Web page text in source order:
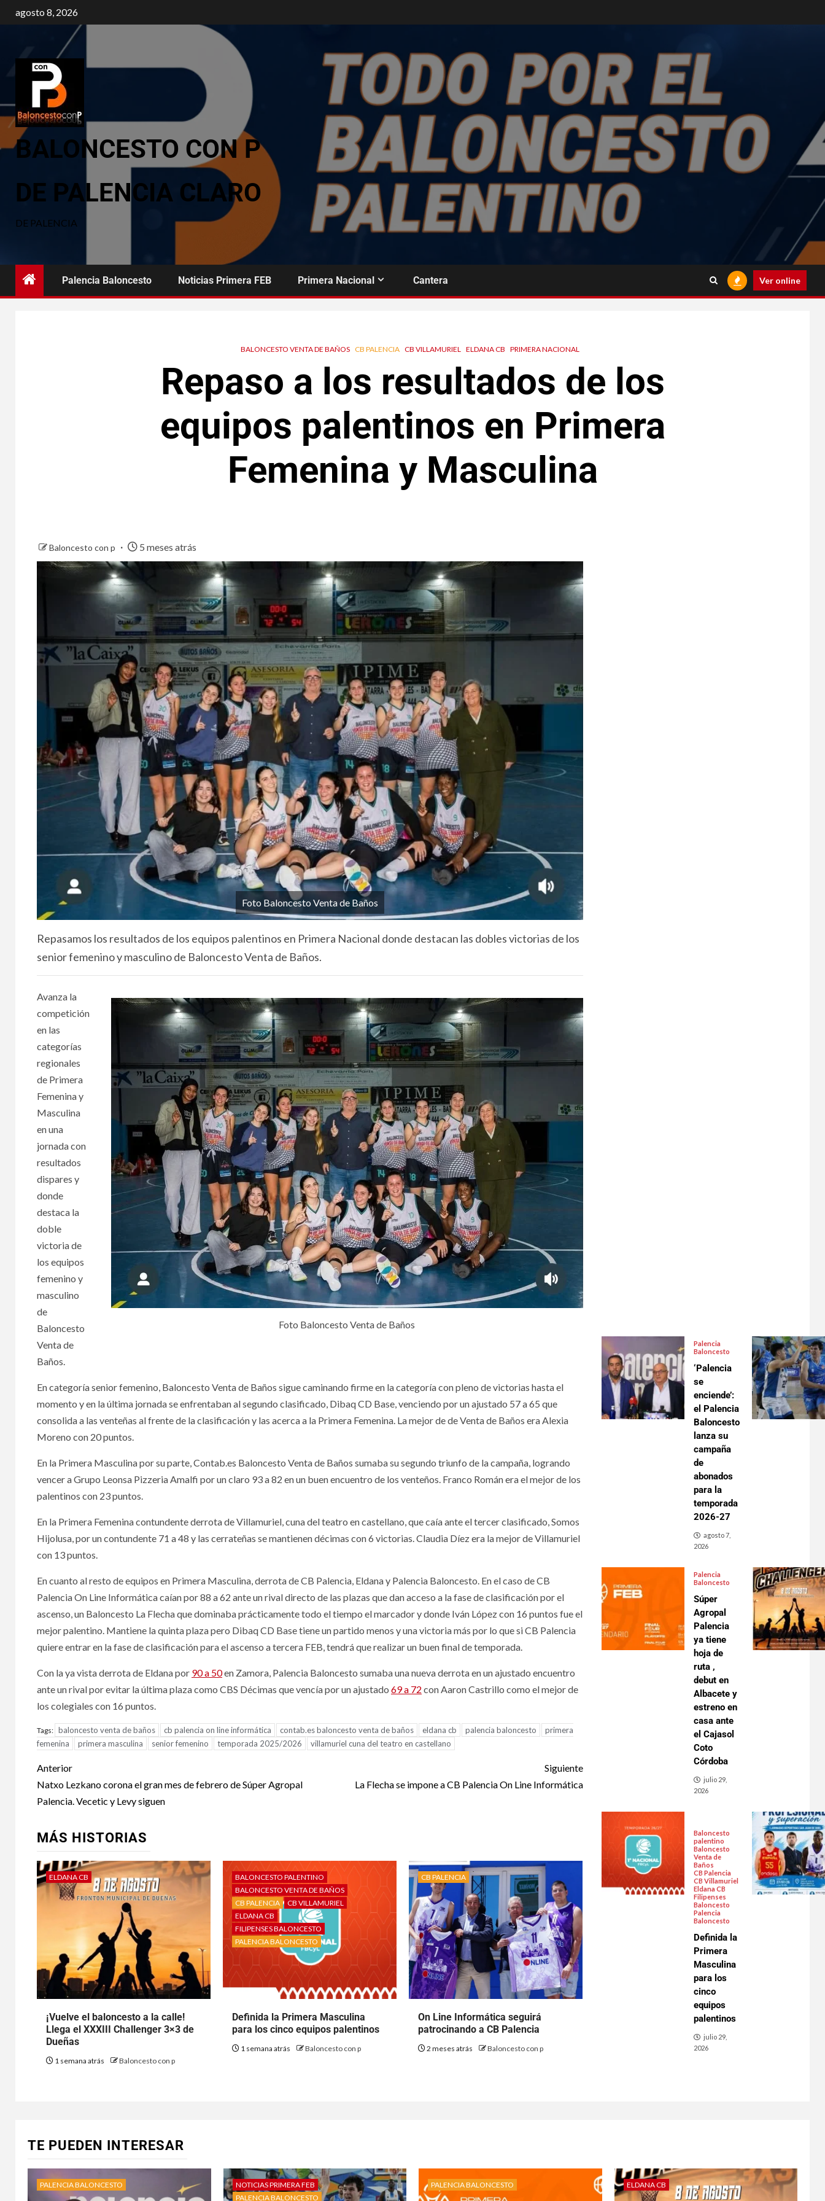
agosto 8, 2026
BALONCESTO CON P
DE PALENCIA CLARO
DE PALENCIA
Palencia Baloncesto Noticias Primera FEB Primera Nacional Cantera Ver online
BALONCESTO VENTA DE BAÑOS CB PALENCIA CB VILLAMURIEL ELDANA CB PRIMERA NACIONAL
Repaso a los resultados de los
equipos palentinos en Primera
Femenina y Masculina
Baloncesto con p 5 meses atrás
Foto Baloncesto Venta de Baños
Repasamos los resultados de los equipos palentinos en Primera Nacional donde destacan las dobles victorias de los
senior femenino y masculino de Baloncesto Venta de Baños.
Foto Baloncesto Venta de Baños
Avanza la
competición
en las
categorías
regionales
de Primera
Femenina y
Masculina
en una
jornada con
resultados
dispares y
donde
destaca la
doble
victoria de
los equipos
femenino y
masculino
de
Baloncesto
Venta de
Baños.
En categoría senior femenino, Baloncesto Venta de Baños sigue caminando firme en la categoría con pleno de victorias hasta el
momento y en la última jornada se enfrentaban al segundo clasificado, Dibaq CD Base, venciendo por un ajustado 57 a 65 que
consolida a las venteñas al frente de la clasificación y las acerca a la Primera Femenina. La mejor de de Venta de Baños era Alexia
Moreno con 20 puntos.
En la Primera Masculina por su parte, Contab.es Baloncesto Venta de Baños sumaba su segundo triunfo de la campaña, logrando
vencer a Grupo Leonsa Pizzeria Amalfi por un claro 93 a 82 en un buen encuentro de los venteños. Franco Román era el mejor de los
palentinos con 23 puntos.
En la Primera Femenina contundente derrota de Villamuriel, cuna del teatro en castellano, que caía ante el tercer clasificado, Somos
Hijolusa, por un contundente 71 a 48 y las cerrateñas se mantienen décimas con 6 victorias. Claudia Díez era la mejor de Villamuriel
con 13 puntos.
En cuanto al resto de equipos en Primera Masculina, derrota de CB Palencia, Eldana y Palencia Baloncesto. En el caso de CB
Palencia On Line Informática caían por 88 a 62 ante un rival directo de las plazas que dan acceso a la fase de clasificación por el
ascenso, un Baloncesto La Flecha que dominaba prácticamente todo el tiempo el marcador y donde Iván López con 16 puntos fue el
mejor palentino. Mantiene la quinta plaza pero Dibaq CD Base tiene un partido menos y una victoria más por lo que si CB Palencia
quiere entrar en la fase de clasificación para el ascenso a tercera FEB, tendrá que realizar un buen final de temporada.
Con la ya vista derrota de Eldana por 90 a 50en Zamora, Palencia Baloncesto sumaba una nueva derrota en un ajustado encuentro
ante un rival por evitar la última plaza como CBS Décimas que vencía por un ajustado 69 a 72 con Aaron Castrillo como el mejor de
los colegiales con 16 puntos.
Tags: baloncesto venta de baños cb palencia on line informática contab.es baloncesto venta de baños eldana cb palencia baloncesto
primera
femenina
primera masculina senior femenino temporada 2025/2026 villamuriel cuna del teatro en castellano
Anterior
Natxo Lezkano corona el gran mes de febrero de Súper Agropal
Palencia. Vecetic y Levy siguen
Siguiente
La Flecha se impone a CB Palencia On Line Informática
MÁS HISTORIAS
ELDANA CB
¡Vuelve el baloncesto a la calle!
Llega el XXXIII Challenger 3×3 de
Dueñas
1 semana atrás Baloncesto con p
BALONCESTO PALENTINO
BALONCESTO VENTA DE BAÑOS
CB PALENCIA
CB VILLAMURIEL
ELDANA CB
FILIPENSES BALONCESTO
PALENCIA BALONCESTO
Definida la Primera Masculina
para los cinco equipos palentinos
1 semana atrás Baloncesto con p
CB PALENCIA
On Line Informática seguirá
patrocinando a CB Palencia
2 meses atrás Baloncesto con p
Palencia
Baloncesto
‘Palencia
se
enciende’:
el Palencia
Baloncesto
lanza su
campaña
de
abonados
para la
temporada
2026-27
agosto 7,
2026
Palencia
Baloncesto
Súper
Agropal
Palencia
ya tiene
hoja de
ruta ,
debut en
Albacete y
estreno en
casa ante
el Cajasol
Coto
Córdoba
julio 29,
2026
Baloncesto
palentino
Baloncesto
Venta de
Baños
CB Palencia
CB Villamuriel
Eldana CB
Filipenses
Baloncesto
Palencia
Baloncesto
Definida la
Primera
Masculina
para los
cinco
equipos
palentinos
julio 29,
2026
TE PUEDEN INTERESAR
PALENCIA BALONCESTO
NOTICIAS PRIMERA FEB
PALENCIA BALONCESTO
PALENCIA BALONCESTO ELDANA CB